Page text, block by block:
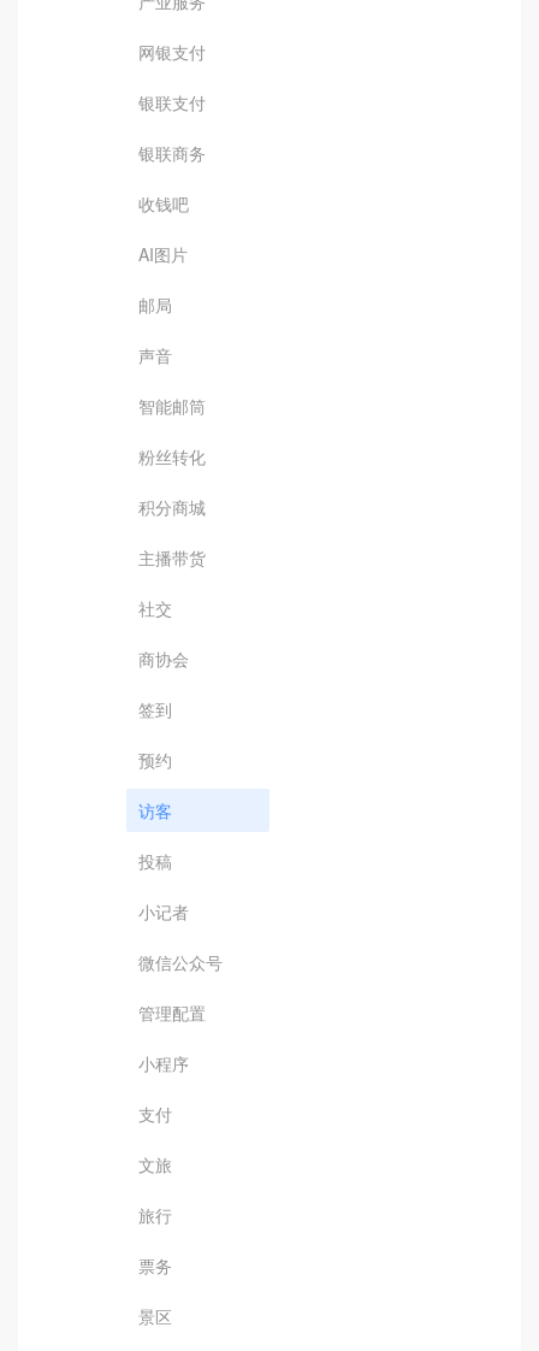
网银支付
银联支付
银联商务
收钱吧
AI图片
邮局
声音
智能邮筒
粉丝转化
积分商城
主播带货
社交
商协会
签到
预约
访客
投稿
小记者
微信公众号
管理配置
小程序
支付
文旅
旅行
票务
景区